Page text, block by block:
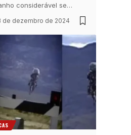
considerável se…
de dezembro de 2024